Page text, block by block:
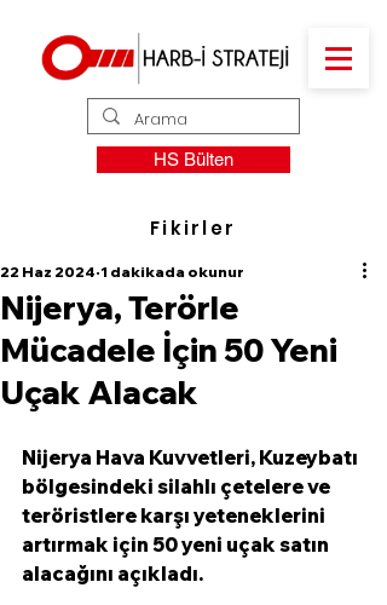
HS Bülten
Fikirler
Nijerya, Terörle
Mücadele İçin 50 Yeni
Uçak Alacak
22 Haz 2024 1 dakikada okunur
Nijerya Hava Kuvvetleri, Kuzeybatı
bölgesindeki silahlı çetelere ve
teröristlere karşı yeteneklerini
artırmak için 50 yeni uçak satın
alacağını açıkladı.